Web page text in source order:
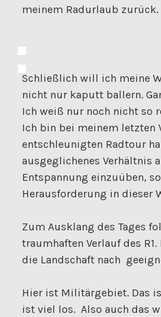
meinem Radurlaub zurück.
Schließlich will ich meine
nicht nur kaputt ballern.
Ich weiß nur noch nicht so
Ich bin bei meinem letzten
entschleunigten Radtour
ausgeglichenes Verhältnis
Entspannung einzuüben,
Herausforderung in dieser
Zum Ausklang des Tages
traumhaften Verlauf des
die Landschaft nach
Hier ist Militärgebiet. Das
ist viel los. Also auch das